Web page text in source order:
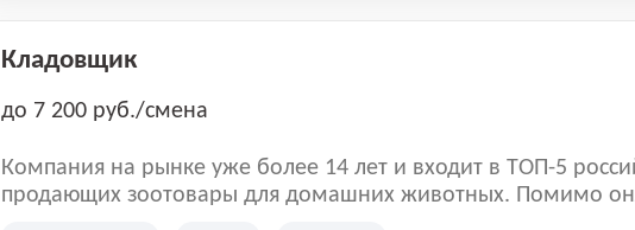
Кладовщик
до 7 200 руб./смена
Компания на рынке уже более 14 лет и входит в ТОП-5
продающих зоотовары для домашних животных. Помимо